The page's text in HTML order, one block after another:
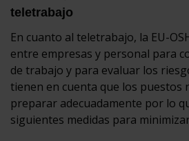
teletrabajo
En cuanto al teletrabajo, la EU-
entre empresas y personal para
de trabajo y para evaluar los
tienen en cuenta que los puestos
preparar adecuadamente por lo
siguientes medidas para